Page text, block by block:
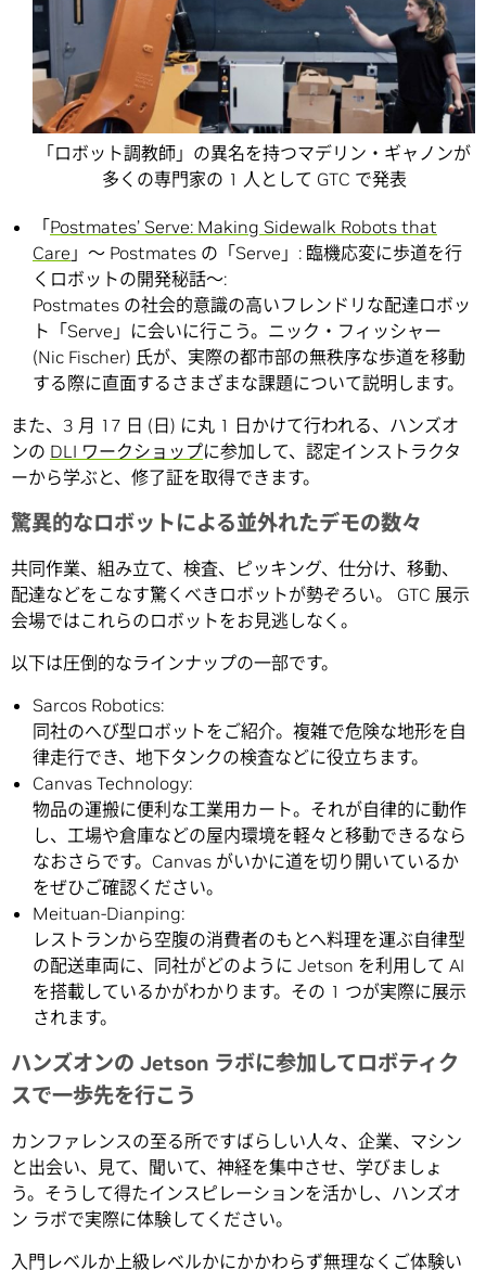
「ロボット調教師」の異名を持つマデリン・ギャノンが
多くの専門家の 1 人として GTC で発表
「Postmates’ Serve: Making Sidewalk Robots that
Care 」～ Postmates の「Serve」: 臨機応変に歩道を行
くロボットの開発秘話～:
Postmates の社会的意識の高いフレンドリな配達ロボッ
ト「Serve」に会いに行こう。ニック・フィッシャー
(Nic Fischer) 氏が、実際の都市部の無秩序な歩道を移動
する際に直面するさまざまな課題について説明します。
また、3 月 17 日 (日) に丸 1 日かけて行われる、ハンズオ
ンの DLI ワークショップに参加して、認定インストラクタ
ーから学ぶと、修了証を取得できます。
驚異的なロボットによる並外れたデモの数々
共同作業、組み立て、検査、ピッキング、仕分け、移動、
配達などをこなす驚くべきロボットが勢ぞろい。 GTC 展示
会場ではこれらのロボットをお見逃しなく。
以下は圧倒的なラインナップの一部です。
Sarcos Robotics:
同社のへび型ロボットをご紹介。複雑で危険な地形を自
律走行でき、地下タンクの検査などに役立ちます。
Canvas Technology:
物品の運搬に便利な工業用カート。それが自律的に動作
し、工場や倉庫などの屋内環境を軽々と移動できるなら
なおさらです。Canvas がいかに道を切り開いているか
をぜひご確認ください。
Meituan-Dianping:
レストランから空腹の消費者のもとへ料理を運ぶ自律型
の配送車両に、同社がどのように Jetson を利用して AI
を搭載しているかがわかります。その 1 つが実際に展示
されます。
ハンズオンの Jetson ラボに参加してロボティク
スで一歩先を行こう
カンファレンスの至る所ですばらしい人々、企業、マシン
と出会い、見て、聞いて、神経を集中させ、学びましょ
う。そうして得たインスピレーションを活かし、ハンズオ
ン ラボで実際に体験してください。
入門レベルか上級レベルかにかかわらず無理なくご体験い